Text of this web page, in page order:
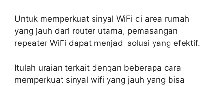
Untuk memperkuat sinyal WiFi di area rumah
yang jauh dari router utama, pemasangan
repeater WiFi dapat menjadi solusi yang efektif.
Itulah uraian terkait dengan beberapa cara
memperkuat sinyal wifi yang jauh yang bisa